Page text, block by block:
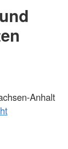
Anhalt